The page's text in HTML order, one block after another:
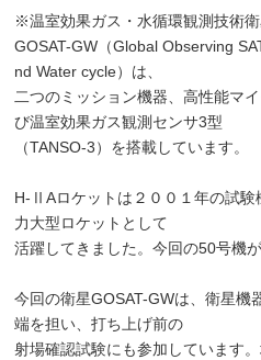
※温室効果ガス・水循環観測技術衛
GOSAT-GW（Global Observing
nd Water cycle）は、
二つのミッション機器、高性能マ
び温室効果ガス観測センサ3型
（TANSO-3）を搭載しています。
H-ⅡAロケットは２００１年の試験
力大型ロケットとして
活躍してきました。今回の50号機
今回の衛星GOSAT-GWは、衛星機
端を担い、打ち上げ前の
射場確認試験にも参加しています